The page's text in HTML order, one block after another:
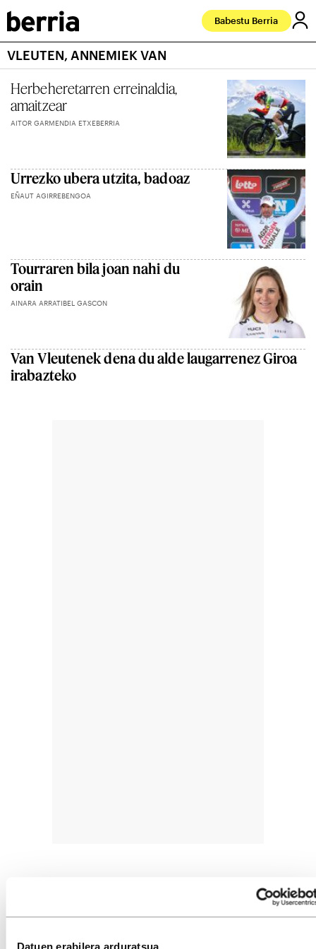
Datuen erabilera arduratsua
Babestu Berria
VLEUTEN, ANNEMIEK VAN
Herbeheretarren erreinaldia,
amaitzear
AITOR GARMENDIA ETXEBERRIA
Urrezko ubera utzita, badoaz
EÑAUT AGIRREBENGOA
Tourraren bila joan nahi du
orain
AINARA ARRATIBEL GASCON
Van Vleutenek dena du alde laugarrenez Giroa
irabazteko